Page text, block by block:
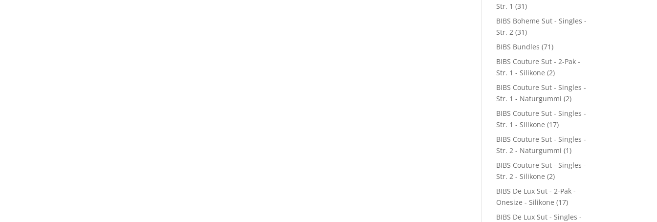
Str. 1 (31)
BIBS Boheme Sut - Singles -
Str. 2 (31)
BIBS Bundles (71)
BIBS Couture Sut - 2-Pak -
Str. 1 - Silikone (2)
BIBS Couture Sut - Singles -
Str. 1 - Naturgummi (2)
BIBS Couture Sut - Singles -
Str. 1 - Silikone (17)
BIBS Couture Sut - Singles -
Str. 2 - Naturgummi (1)
BIBS Couture Sut - Singles -
Str. 2 - Silikone (2)
BIBS De Lux Sut - 2-Pak -
Onesize - Silikone (17)
BIBS De Lux Sut - Singles -